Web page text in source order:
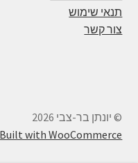
תנאי שימוש
צור קשר
© יונתן בר-צבי 2026
Built with WooCommerce